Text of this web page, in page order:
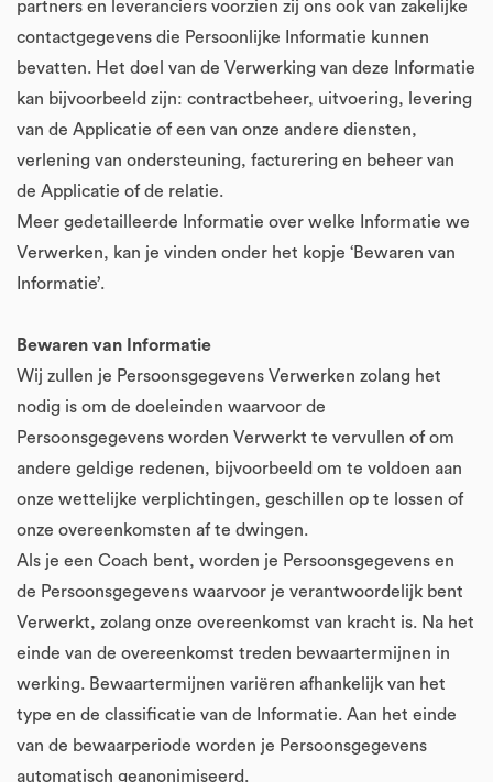
partners en leveranciers voorzien zij ons ook van zakelijke
contactgegevens die Persoonlijke Informatie kunnen
bevatten. Het doel van de Verwerking van deze Informatie
kan bijvoorbeeld zijn: contractbeheer, uitvoering, levering
van de Applicatie of een van onze andere diensten,
verlening van ondersteuning, facturering en beheer van
de Applicatie of de relatie.
Meer gedetailleerde Informatie over welke Informatie we
Verwerken, kan je vinden onder het kopje ‘Bewaren van
Informatie’.
Bewaren van Informatie
Wij zullen je Persoonsgegevens Verwerken zolang het
nodig is om de doeleinden waarvoor de
Persoonsgegevens worden Verwerkt te vervullen of om
andere geldige redenen, bijvoorbeeld om te voldoen aan
onze wettelijke verplichtingen, geschillen op te lossen of
onze overeenkomsten af te dwingen.
Als je een Coach bent, worden je Persoonsgegevens en
de Persoonsgegevens waarvoor je verantwoordelijk bent
Verwerkt, zolang onze overeenkomst van kracht is. Na het
einde van de overeenkomst treden bewaartermijnen in
werking. Bewaartermijnen variëren afhankelijk van het
type en de classificatie van de Informatie. Aan het einde
van de bewaarperiode worden je Persoonsgegevens
automatisch geanonimiseerd.